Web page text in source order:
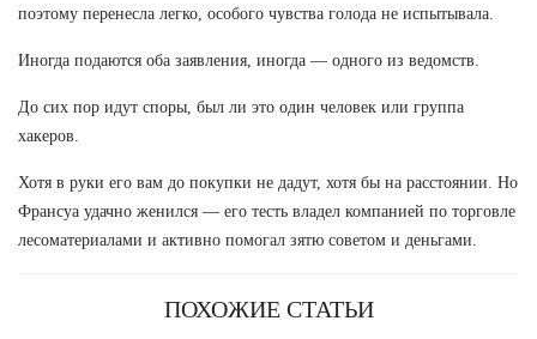
поэтому перенесла легко, особого чувства голода не испытывала.
Иногда подаются оба заявления, иногда — одного из ведомств.
До сих пор идут споры, был ли это один человек или группа
хакеров.
Хотя в руки его вам до покупки не дадут, хотя бы на расстоянии. Но
Франсуа удачно женился — его тесть владел компанией по торговле
лесоматериалами и активно помогал зятю советом и деньгами.
ПОХОЖИЕ СТАТЬИ